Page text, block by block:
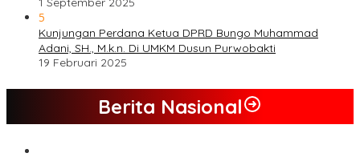
5
Kunjungan Perdana Ketua DPRD Bungo Muhammad
Adani, SH., M.k.n. Di UMKM Dusun Purwobakti
19 Februari 2025
Berita Nasional